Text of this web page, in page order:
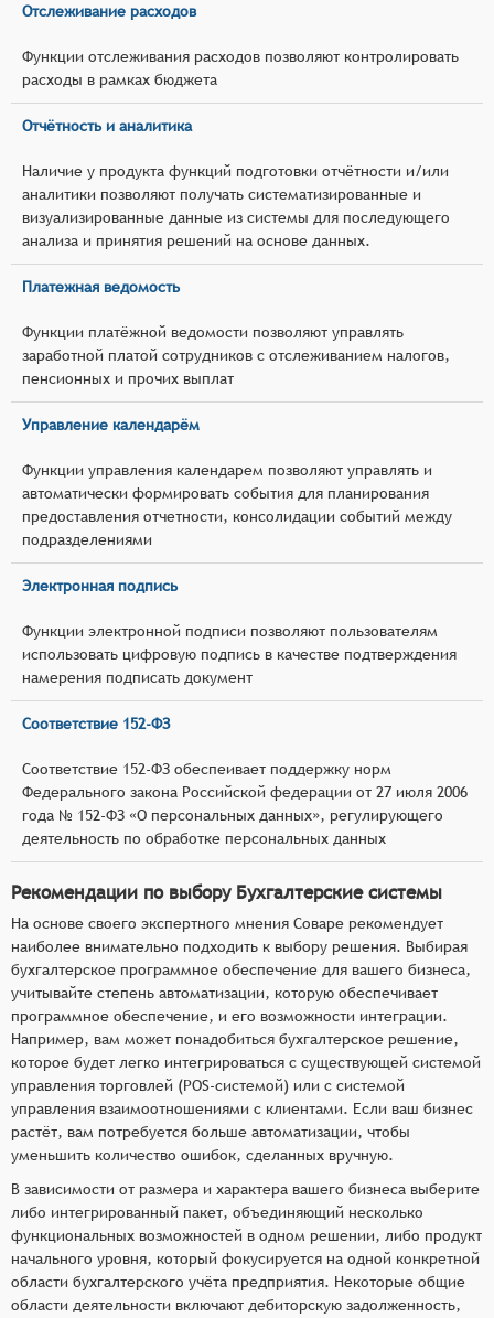
Отслеживание расходов
Функции отслеживания расходов позволяют контролировать
расходы в рамках бюджета
Отчётность и аналитика
Наличие у продукта функций подготовки отчётности и/или
аналитики позволяют получать систематизированные и
визуализированные данные из системы для последующего
анализа и принятия решений на основе данных.
Платежная ведомость
Функции платёжной ведомости позволяют управлять
заработной платой сотрудников с отслеживанием налогов,
пенсионных и прочих выплат
Управление календарём
Функции управления календарем позволяют управлять и
автоматически формировать события для планирования
предоставления отчетности, консолидации событий между
подразделениями
Электронная подпись
Функции электронной подписи позволяют пользователям
использовать цифровую подпись в качестве подтверждения
намерения подписать документ
Соответствие 152-ФЗ
Соответствие 152-ФЗ обеспеивает поддержку норм
Федерального закона Российской федерации от 27 июля 2006
года № 152-ФЗ «О персональных данных», регулирующего
деятельность по обработке персональных данных
Рекомендации по выбору Бухгалтерские системы
На основе своего экспертного мнения Соваре рекомендует
наиболее внимательно подходить к выбору решения. Выбирая
бухгалтерское программное обеспечение для вашего бизнеса,
учитывайте степень автоматизации, которую обеспечивает
программное обеспечение, и его возможности интеграции.
Например, вам может понадобиться бухгалтерское решение,
которое будет легко интегрироваться с существующей системой
управления торговлей (POS-системой) или с системой
управления взаимоотношениями с клиентами. Если ваш бизнес
растёт, вам потребуется больше автоматизации, чтобы
уменьшить количество ошибок, сделанных вручную.
В зависимости от размера и характера вашего бизнеса выберите
либо интегрированный пакет, объединяющий несколько
функциональных возможностей в одном решении, либо продукт
начального уровня, который фокусируется на одной конкретной
области бухгалтерского учёта предприятия. Некоторые общие
области деятельности включают дебиторскую задолженность,